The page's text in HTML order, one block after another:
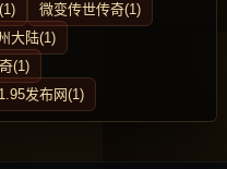
微变传世传奇(1)
大陆(1)
(1)
发布网(1)